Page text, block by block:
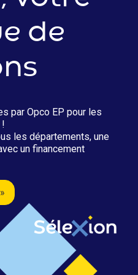
de
par Opco EP pour les
les départements, une
un financement